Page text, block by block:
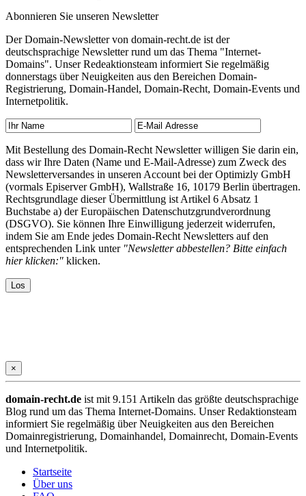
Abonnieren Sie unseren Newsletter
Der Domain-Newsletter von domain-recht.de ist der
deutschsprachige Newsletter rund um das Thema "Internet-
Domains". Unser Redeaktionsteam informiert Sie regelmäßig
donnerstags über Neuigkeiten aus den Bereichen Domain-
Registrierung, Domain-Handel, Domain-Recht, Domain-Events und
Internetpolitik.
Mit Bestellung des Domain-Recht Newsletter willigen Sie darin ein,
dass wir Ihre Daten (Name und E-Mail-Adresse) zum Zweck des
Newsletterversandes in unseren Account bei der Optimizly GmbH
(vormals Episerver GmbH), Wallstraße 16, 10179 Berlin übertragen.
Rechtsgrundlage dieser Übermittlung ist Artikel 6 Absatz 1
Buchstabe a) der Europäischen Datenschutzgrundverordnung
(DSGVO). Sie können Ihre Einwilligung jederzeit widerrufen,
indem Sie am Ende jedes Domain-Recht Newsletters auf den
entsprechenden Link unter "Newsletter abbestellen? Bitte einfach
hier klicken:" klicken.
×
domain-recht.de ist mit 9.151 Artikeln das größte deutschsprachige
Blog rund um das Thema Internet-Domains. Unser Redaktionsteam
informiert Sie regelmäßig über Neuigkeiten aus den Bereichen
Domainregistrierung, Domainhandel, Domainrecht, Domain-Events
und Internetpolitik.
Startseite
Über uns